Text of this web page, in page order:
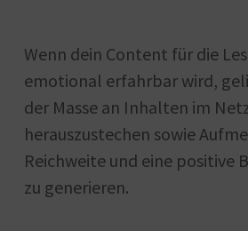
Wenn dein Content für die
emotional erfahrbar wird,
der Masse an Inhalten im
herauszustechen sowie
Reichweite und eine positive
zu generieren.